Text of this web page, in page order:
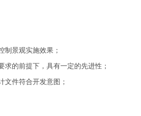
制景观实施效果；
的前提下，具有一定的先进性；
件符合开发意图；